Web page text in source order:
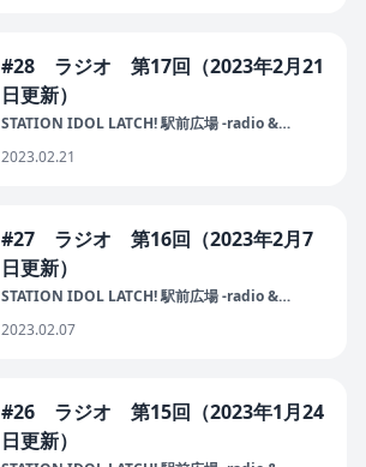
#28 ラジオ 第17回（2023年2月21
日更新）
STATION IDOL LATCH! 駅前広場 -radio &
2023.02.21
#27 ラジオ 第16回（2023年2月7
日更新）
STATION IDOL LATCH! 駅前広場 -radio &
2023.02.07
#26 ラジオ 第15回（2023年1月24
日更新）